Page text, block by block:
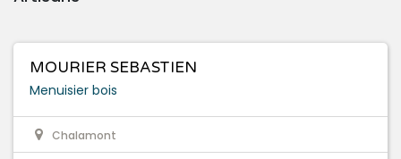
MOURIER SEBASTIEN
Menuisier bois
Chalamont